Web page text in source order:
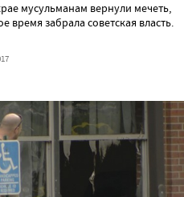
мусульманам вернули мечеть,
время забрала советская власть.